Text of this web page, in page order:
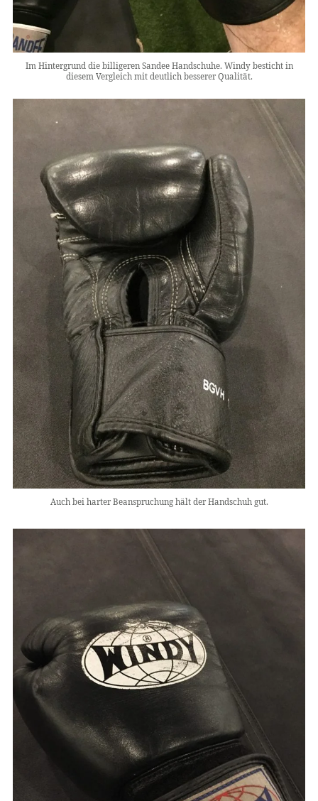
Im Hintergrund die billigeren Sandee Handschuhe. Windy besticht in
diesem Vergleich mit deutlich besserer Qualität.
Auch bei harter Beanspruchung hält der Handschuh gut.